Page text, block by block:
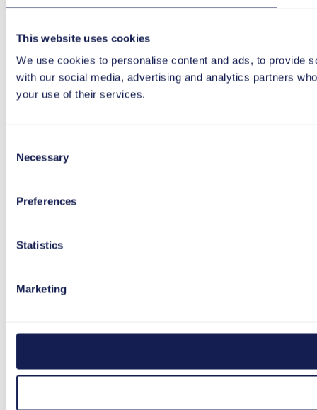
This website uses cookies
We use cookies to personalise content and ads, to provide
with our social media, advertising and analytics partners
your use of their services.
Selection
Necessary
Preferences
Statistics
Marketing